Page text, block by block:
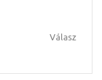
Válasz